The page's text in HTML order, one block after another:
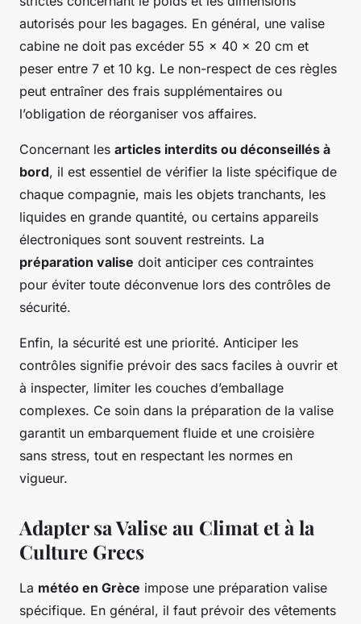
autorisés pour les bagages. En général, une valise
cabine ne doit pas excéder 55 x 40 x 20 cm et
peser entre 7 et 10 kg. Le non-respect de ces règles
peut entraîner des frais supplémentaires ou
l’obligation de réorganiser vos affaires.
Concernant les articles interdits ou déconseillés à
bord, il est essentiel de vérifier la liste spécifique de
chaque compagnie, mais les objets tranchants, les
liquides en grande quantité, ou certains appareils
électroniques sont souvent restreints. La
préparation valise doit anticiper ces contraintes
pour éviter toute déconvenue lors des contrôles de
sécurité.
Enfin, la sécurité est une priorité. Anticiper les
contrôles signifie prévoir des sacs faciles à ouvrir et
à inspecter, limiter les couches d’emballage
complexes. Ce soin dans la préparation de la valise
garantit un embarquement fluide et une croisière
sans stress, tout en respectant les normes en
vigueur.
Adapter sa Valise au Climat et à la
Culture Grecs
La météo en Grèce impose une préparation valise
spécifique. En général, il faut prévoir des vêtements